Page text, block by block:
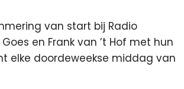
van start bij Radio
en Frank van ’t Hof met hun
elke doordeweekse middag van